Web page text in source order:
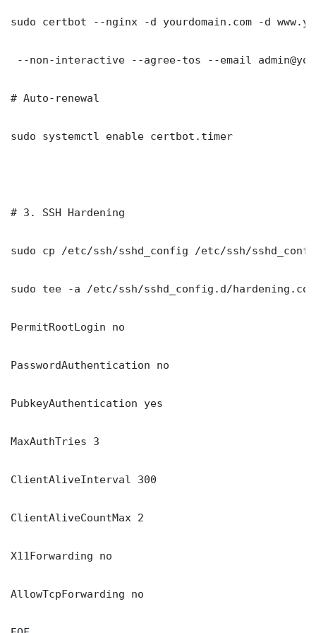
sudo certbot --nginx -d yourdomain.com -d
--non-interactive --agree-tos --email
# Auto-renewal
sudo systemctl enable certbot.timer
# 3. SSH Hardening
sudo cp /etc/ssh/sshd_config /etc/ssh/
sudo tee -a /etc/ssh/sshd_config.d/
PermitRootLogin no
PasswordAuthentication no
PubkeyAuthentication yes
MaxAuthTries 3
ClientAliveInterval 300
ClientAliveCountMax 2
X11Forwarding no
AllowTcpForwarding no